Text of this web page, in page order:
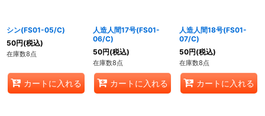
シン(FS01-05/C)
50円(税込)
在庫数8点
カートに入れる
人造人間17号(FS01-
06/C)
50円(税込)
在庫数8点
カートに入れる
人造人間18号(FS01-
07/C)
50円(税込)
在庫数8点
カートに入れる